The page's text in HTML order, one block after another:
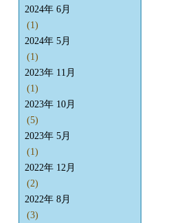
2024年 6月
(1)
2024年 5月
(1)
2023年 11月
(1)
2023年 10月
(5)
2023年 5月
(1)
2022年 12月
(2)
2022年 8月
(3)